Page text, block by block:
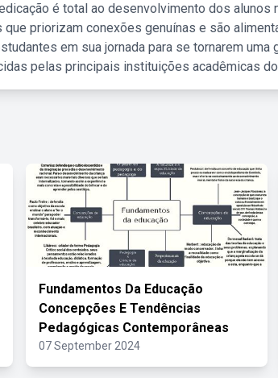
é total ao desenvolvimento dos alunos
priorizam conexões genuínas e são
em sua jornada para se tornarem uma
pelas principais instituições acadêmicas do
Fundamentos Da Educação
Concepções E Tendências
Pedagógicas Contemporâneas
07 September 2024